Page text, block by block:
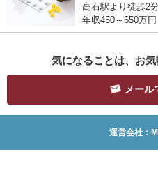
高石駅より徒歩2分
年収450～650万円
気になることは、お
メール
運営会社：